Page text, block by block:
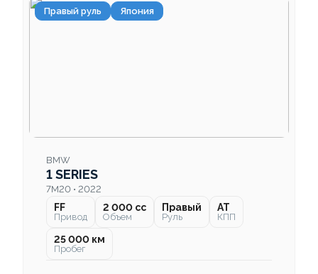
Правый руль Япония
BMW
1 SERIES
7M20 • 2022
FF
Привод
2 000 cc
Объем
Правый
Руль
AT
КПП
25 000 км
Пробег